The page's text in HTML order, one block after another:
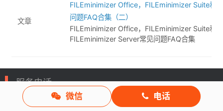
文章
FILEminimizer Office，FILEminimizer Suite和
问题FAQ合集（二）
FILEminimizer Office，FILEminimizer Suite和
FILEminimizer Server常见问题FAQ合集
服务电话
重庆/ 023-68661681 华南/ 18100878085
微信 电话